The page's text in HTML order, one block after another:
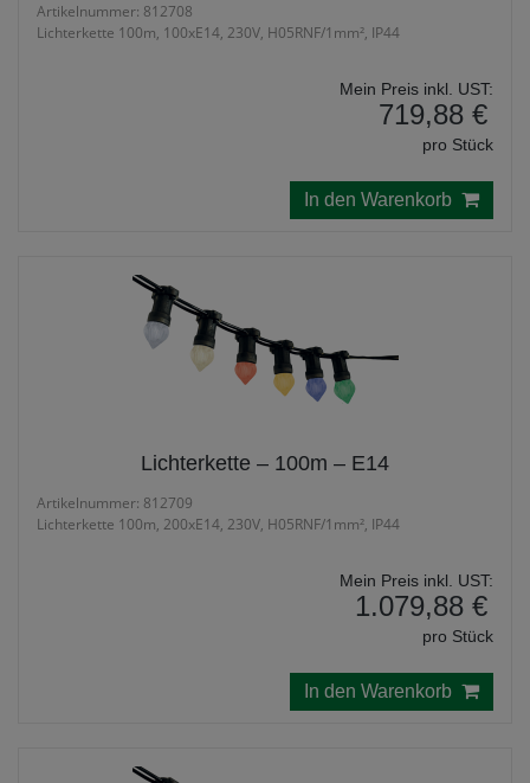
Artikelnummer: 812708
Lichterkette 100m, 100xE14, 230V, H05RNF/1mm², IP44
Mein Preis inkl. UST:
719,88 €
pro Stück
In den Warenkorb
Lichterkette – 100m – E14
Artikelnummer: 812709
Lichterkette 100m, 200xE14, 230V, H05RNF/1mm², IP44
Mein Preis inkl. UST:
1.079,88 €
pro Stück
In den Warenkorb